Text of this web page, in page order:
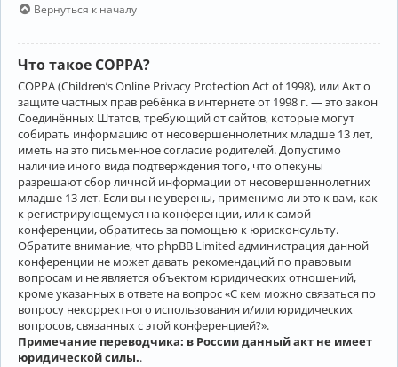
Вернуться к началу
Что такое COPPA?
COPPA (Children’s Online Privacy Protection Act of 1998), или Акт о
защите частных прав ребёнка в интернете от 1998 г. — это закон
Соединённых Штатов, требующий от сайтов, которые могут
собирать информацию от несовершеннолетних младше 13 лет,
иметь на это письменное согласие родителей. Допустимо
наличие иного вида подтверждения того, что опекуны
разрешают сбор личной информации от несовершеннолетних
младше 13 лет. Если вы не уверены, применимо ли это к вам, как
к регистрирующемуся на конференции, или к самой
конференции, обратитесь за помощью к юрисконсульту.
Обратите внимание, что phpBB Limited администрация данной
конференции не может давать рекомендаций по правовым
вопросам и не является объектом юридических отношений,
кроме указанных в ответе на вопрос «С кем можно связаться по
вопросу некорректного использования и/или юридических
вопросов, связанных с этой конференцией?».
Примечание переводчика: в России данный акт не имеет
юридической силы..